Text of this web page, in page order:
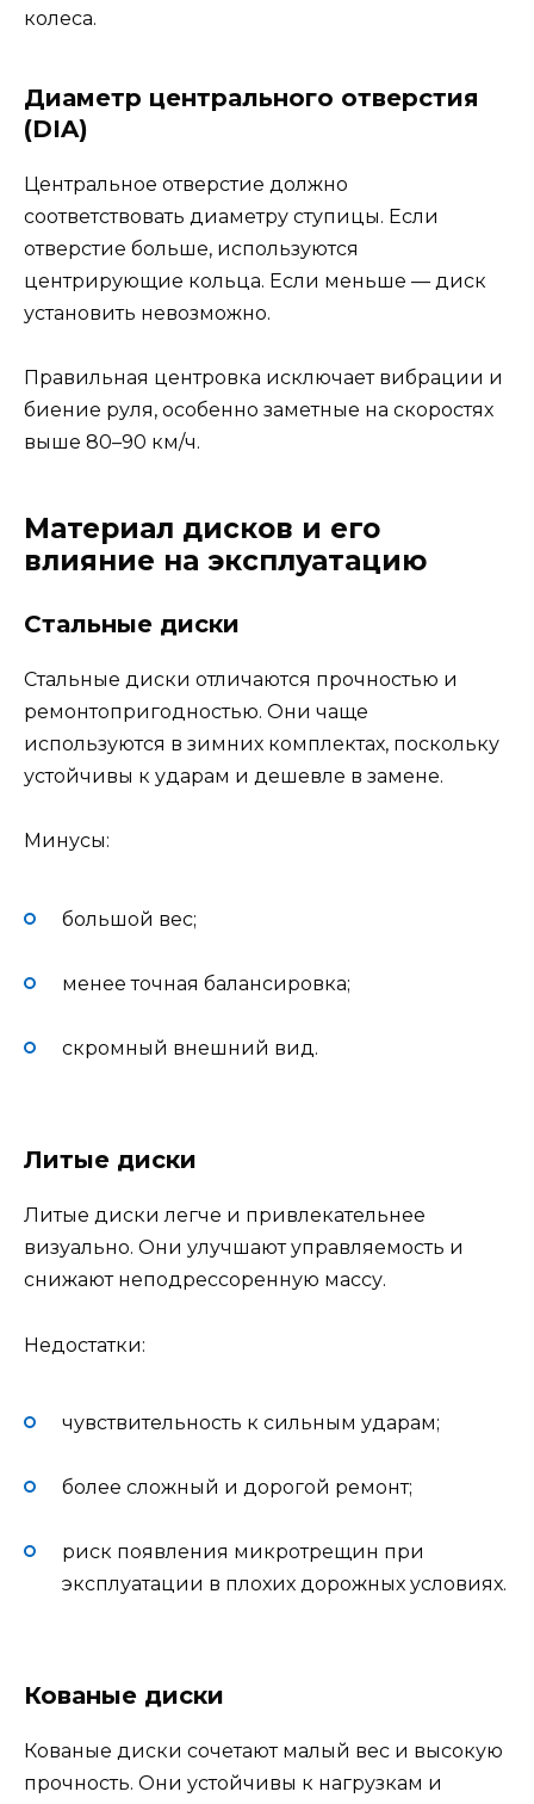
колеса.
Диаметр центрального отверстия
(DIA)
Центральное отверстие должно
соответствовать диаметру ступицы. Если
отверстие больше, используются
центрирующие кольца. Если меньше — диск
установить невозможно.
Правильная центровка исключает вибрации и
биение руля, особенно заметные на скоростях
выше 80–90 км/ч.
Материал дисков и его
влияние на эксплуатацию
Стальные диски
Стальные диски отличаются прочностью и
ремонтопригодностью. Они чаще
используются в зимних комплектах, поскольку
устойчивы к ударам и дешевле в замене.
Минусы:
большой вес;
менее точная балансировка;
скромный внешний вид.
Литые диски
Литые диски легче и привлекательнее
визуально. Они улучшают управляемость и
снижают неподрессоренную массу.
Недостатки:
чувствительность к сильным ударам;
более сложный и дорогой ремонт;
риск появления микротрещин при
эксплуатации в плохих дорожных условиях.
Кованые диски
Кованые диски сочетают малый вес и высокую
прочность. Они устойчивы к нагрузкам и